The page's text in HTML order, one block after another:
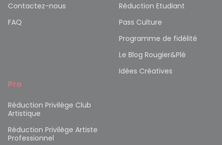
Contactez-nous
FAQ
Réduction Etudiant
Pass Culture
Programme de fidélité
Le Blog Rougier&Plé
Idées Créatives
Pro
Réduction Privilège Club
Artistique
Réduction Privilège Artiste
Professionnel